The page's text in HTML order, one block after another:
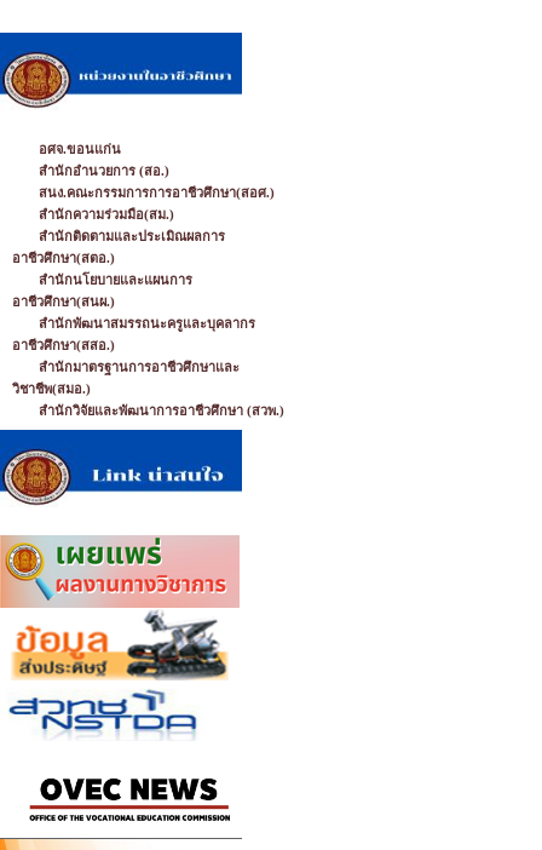
อศจ.ขอนแก่น
สำนักอำนวยการ (สอ.)
สนง.คณะกรรมการการอาชีวศึกษา(สอศ.)
สำนักความร่วมมือ(สม.)
สำนักติดตามและประเมิณผลการ
อาชีวศึกษา(สตอ.)
สำนักนโยบายและแผนการ
อาชีวศึกษา(สนผ.)
สำนักพัฒนาสมรรถนะครูและบุคลากร
อาชีวศึกษา(สสอ.)
สำนักมาตรฐานการอาชีวศึกษาและ
วิชาชีพ(สมอ.)
สำนักวิจัยและพัฒนาการอาชีวศึกษา (สวพ.)